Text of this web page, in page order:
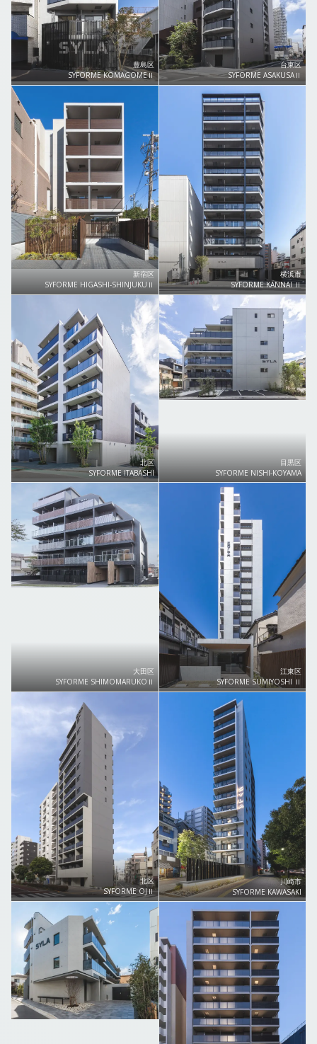
豊島区
SYFORME KOMAGOMEⅡ
台東区
SYFORME ASAKUSAⅡ
新宿区
SYFORME HIGASHI-SHINJUKUⅡ
横浜市
SYFORME KANNAI Ⅱ
北区
SYFORME ITABASHI
目黒区
SYFORME NISHI-KOYAMA
大田区
SYFORME SHIMOMARUKOⅡ
江東区
SYFORME SUMIYOSHI Ⅱ
北区
SYFORME OJⅡ
川崎市
SYFORME KAWASAKI